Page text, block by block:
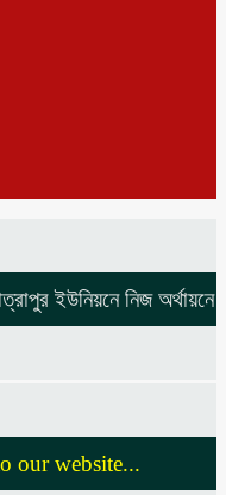
ইউনিয়নে নিজ অর্থায়নে
website...